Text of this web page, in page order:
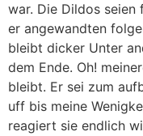
war. Die Dildos seien
er angewandten
bleibt dicker Unter
dem Ende. Oh!
bleibt. Er sei zum
uff bis meine
reagiert sie endlich